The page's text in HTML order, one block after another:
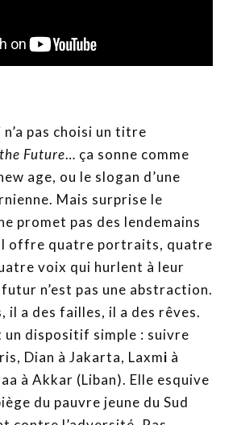
pas choisi un titre
Future… ça sonne comme
age, ou le slogan d’une
Mais surprise le
promet pas des lendemains
offre quatre portraits, quatre
voix qui hurlent à leur
n’est pas une abstraction.
il a des failles, il a des rêves.
un dispositif simple : suivre
Dian à Jakarta, Laxmi à
à Akkar (Liban). Elle esquive
du pauvre jeune du Sud